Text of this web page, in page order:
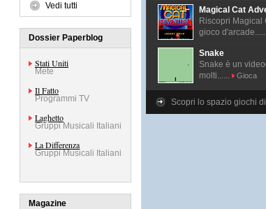
Vedi tutti
Dossier Paperblog
Stati Uniti
Mete
Il Fatto
Programmi TV
Laghetto
Gruppi Musicali Italiani
La Differenza
Gruppi Musicali Italiani
Magazine
Magical Cat
Riscopri Magical
gioco
Snake
Snake è un
molti......
Gioca
Scopri lo spazio giochi di